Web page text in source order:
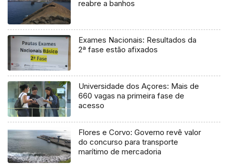
reabre a banhos
Exames Nacionais: Resultados da
2ª fase estão afixados
Universidade dos Açores: Mais de
660 vagas na primeira fase de
acesso
Flores e Corvo: Governo revê valor
do concurso para transporte
marítimo de mercadoria